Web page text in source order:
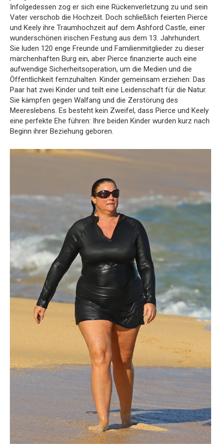
Infolgedessen zog er sich eine Rückenverletzung zu und sein
Vater verschob die Hochzeit. Doch schließlich feierten Pierce
und Keely ihre Traumhochzeit auf dem Ashford Castle, einer
wunderschönen irischen Festung aus dem 13. Jahrhundert.
Sie luden 120 enge Freunde und Familienmitglieder zu dieser
märchenhaften Burg ein, aber Pierce finanzierte auch eine
aufwendige Sicherheitsoperation, um die Medien und die
Öffentlichkeit fernzuhalten. Kinder gemeinsam erziehen: Das
Paar hat zwei Kinder und teilt eine Leidenschaft für die Natur.
Sie kämpfen gegen Walfang und die Zerstörung des
Meereslebens. Es besteht kein Zweifel, dass Pierce und Keely
eine perfekte Ehe führen: Ihre beiden Kinder wurden kurz nach
Beginn ihrer Beziehung geboren.